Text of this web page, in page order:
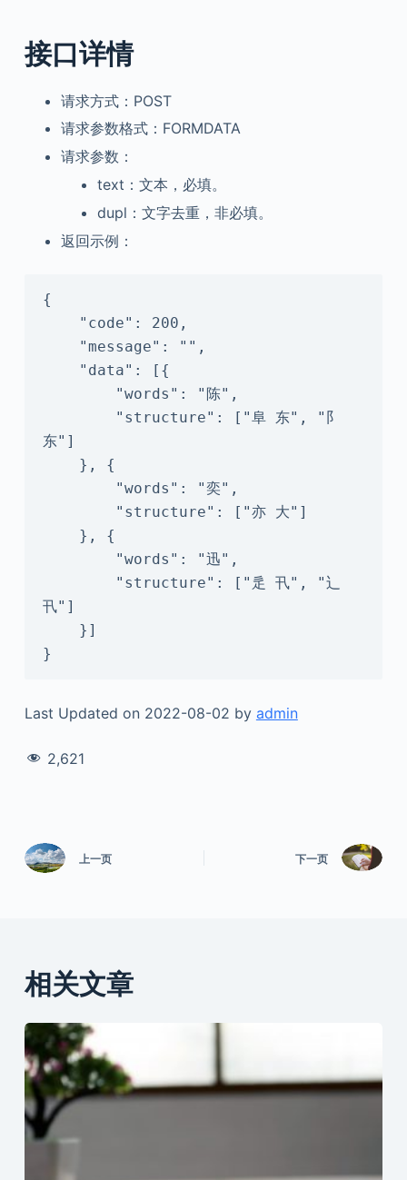
接口详情
请求方式：POST
请求参数格式：FORMDATA
请求参数：
text：文本，必填。
dupl：文字去重，非必填。
返回示例：
{
东"]
卂"]
}
Last Updated on 2022-08-02 by admin
2,621
上一页 下一页
相关文章